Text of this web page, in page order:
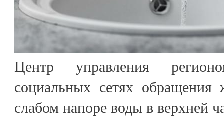
Центр управления
социальных сетях
слабом напоре воды в верхней